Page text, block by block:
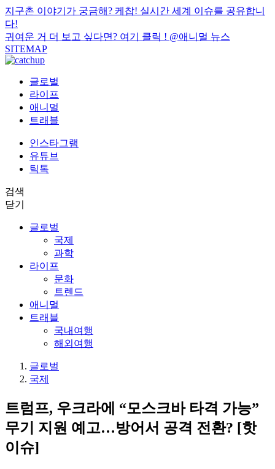
지구촌 이야기가 궁금해? 케찹! 실시간 세계 이슈를 공유합니
다!
귀여운 거 더 보고 싶다면? 여기 클릭 ! @애니멀 뉴스
SITEMAP
글로벌
라이프
애니멀
트래블
인스타그램
유튜브
틱톡
검색
닫기
글로벌
국제
과학
라이프
문화
트렌드
애니멀
트래블
국내여행
해외여행
글로벌
국제
트럼프, 우크라에 “모스크바 타격 가능”
무기 지원 예고…방어서 공격 전환? [핫
이슈]